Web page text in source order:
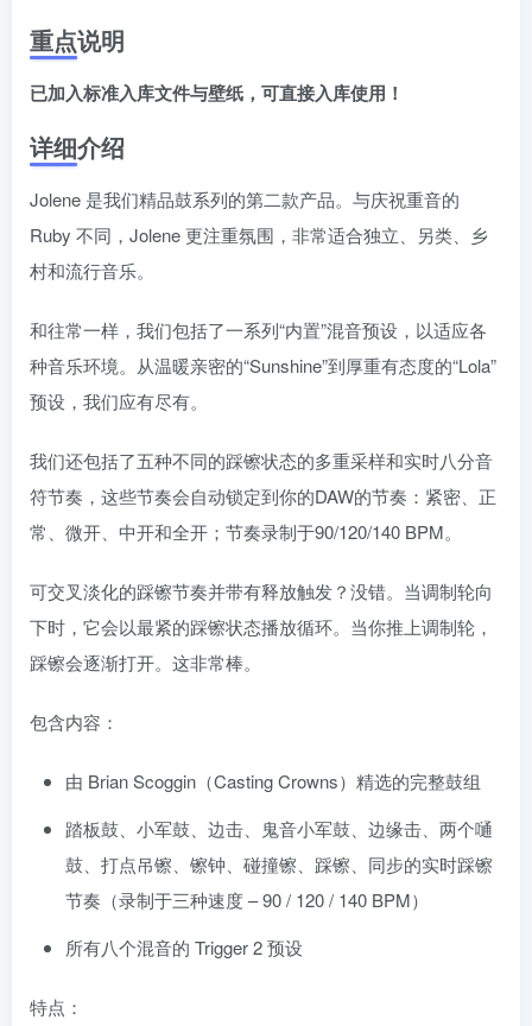
重点说明
已加入标准入库文件与壁纸，可直接入库使用！
详细介绍
Jolene 是我们精品鼓系列的第二款产品。与庆祝重音的
Ruby 不同，Jolene 更注重氛围，非常适合独立、另类、乡
村和流行音乐。
和往常一样，我们包括了一系列“内置”混音预设，以适应各
种音乐环境。从温暖亲密的“Sunshine”到厚重有态度的“Lola”
预设，我们应有尽有。
我们还包括了五种不同的踩镲状态的多重采样和实时八分音
符节奏，这些节奏会自动锁定到你的DAW的节奏：紧密、正
常、微开、中开和全开；节奏录制于90/120/140 BPM。
可交叉淡化的踩镲节奏并带有释放触发？没错。当调制轮向
下时，它会以最紧的踩镲状态播放循环。当你推上调制轮，
踩镲会逐渐打开。这非常棒。
包含内容：
由 Brian Scoggin（Casting Crowns）精选的完整鼓组
踏板鼓、小军鼓、边击、鬼音小军鼓、边缘击、两个嗵
鼓、打点吊镲、镲钟、碰撞镲、踩镲、同步的实时踩镲
节奏（录制于三种速度 – 90 / 120 / 140 BPM）
所有八个混音的 Trigger 2 预设
特点：